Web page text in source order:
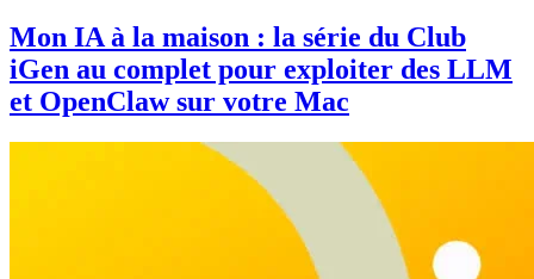
Mon IA à la maison : la série du Club
iGen au complet pour exploiter des LLM
et OpenClaw sur votre Mac